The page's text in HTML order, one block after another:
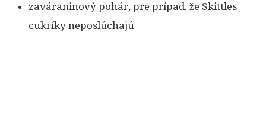
zaváraninový pohár, pre prípad, že Skittles
cukríky neposlúchajú